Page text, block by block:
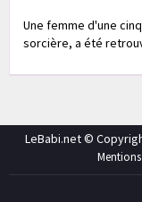
Une femme d'une
sorcière, a été
LeBabi.net ©